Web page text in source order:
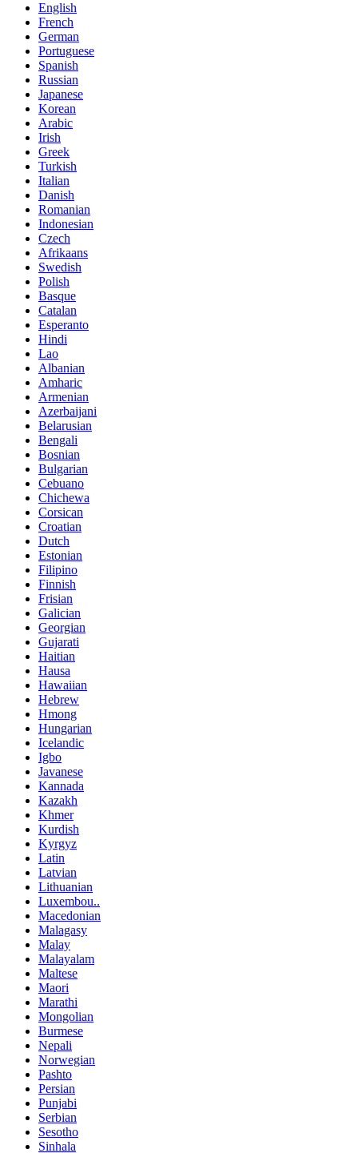
English
French
German
Portuguese
Spanish
Russian
Japanese
Korean
Arabic
Irish
Greek
Turkish
Italian
Danish
Romanian
Indonesian
Czech
Afrikaans
Swedish
Polish
Basque
Catalan
Esperanto
Hindi
Lao
Albanian
Amharic
Armenian
Azerbaijani
Belarusian
Bengali
Bosnian
Bulgarian
Cebuano
Chichewa
Corsican
Croatian
Dutch
Estonian
Filipino
Finnish
Frisian
Galician
Georgian
Gujarati
Haitian
Hausa
Hawaiian
Hebrew
Hmong
Hungarian
Icelandic
Igbo
Javanese
Kannada
Kazakh
Khmer
Kurdish
Kyrgyz
Latin
Latvian
Lithuanian
Luxembou..
Macedonian
Malagasy
Malay
Malayalam
Maltese
Maori
Marathi
Mongolian
Burmese
Nepali
Norwegian
Pashto
Persian
Punjabi
Serbian
Sesotho
Sinhala